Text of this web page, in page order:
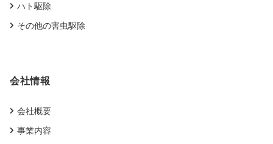
ハト駆除
その他の害虫駆除
会社情報
会社概要
事業内容